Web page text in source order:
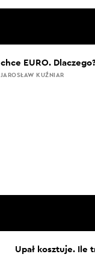
EURO.
KUŹNIAR
Upał kosztuje. Ile